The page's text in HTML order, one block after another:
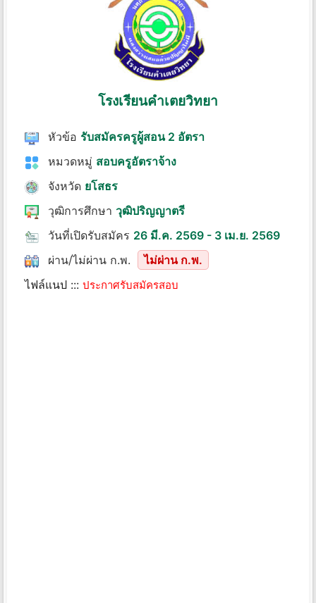
โรงเรียนคําเตยวิทยา
หัวข้อ รับสมัครครูผู้สอน 2 อัตรา
หมวดหมู่ สอบครูอัตราจ้าง
จังหวัด ยโสธร
วุฒิการศึกษา วุฒิปริญญาตรี
วันที่เปิดรับสมัคร 26 มี.ค. 2569 - 3 เม.ย. 2569
ผ่าน/ไม่ผ่าน ก.พ.
ไม่ผ่าน ก.พ.
ไฟล์แนป ::: ประกาศรับสมัครสอบ